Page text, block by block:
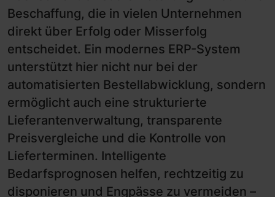
Beschaffung, die in vielen Unternehmen
direkt über Erfolg oder Misserfolg
entscheidet. Ein modernes ERP-System
unterstützt hier nicht nur bei der
automatisierten Bestellabwicklung, sondern
ermöglicht auch eine strukturierte
Lieferantenverwaltung, transparente
Preisvergleiche und die Kontrolle von
Lieferterminen. Intelligente
Bedarfsprognosen helfen, rechtzeitig zu
disponieren und Engpässe zu vermeiden –